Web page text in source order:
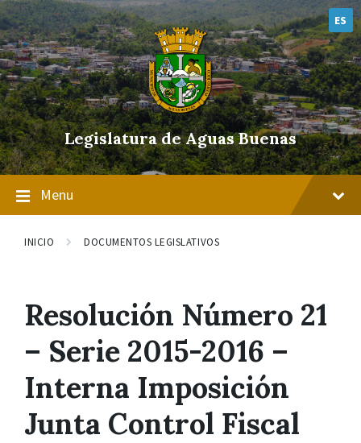
Skip
to
content
Skip
to
main
navigation
Skip
to
footer
ES
Legislatura de Aguas Buenas
Menu
INICIO DOCUMENTOS LEGISLATIVOS
Resolución Número 21
– Serie 2015-2016 –
Interna Imposición
Junta Control Fiscal